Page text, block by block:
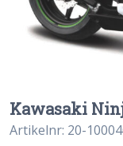
Kawasaki
Artikelnr: 20-